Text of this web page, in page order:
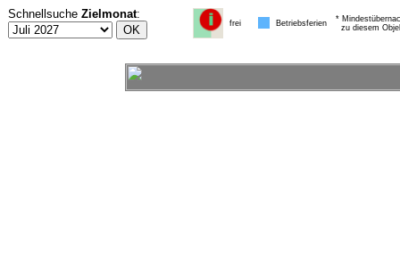
Schnellsuche Zielmonat:
frei Betriebsferien
*
zu diesem